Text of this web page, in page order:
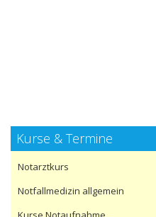
Kurse & Termine
Notarztkurs
Notfallmedizin allgemein